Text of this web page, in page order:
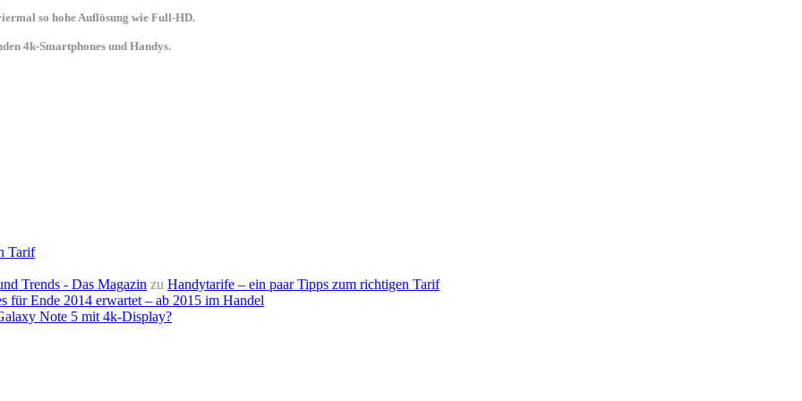
so hohe Auflösung wie Full-HD.
4k-Smartphones und Handys.
Tarif
Trends - Das Magazin zu Handytarife – ein paar Tipps zum richtigen Tarif
für Ende 2014 erwartet – ab 2015 im Handel
Note 5 mit 4k-Display?